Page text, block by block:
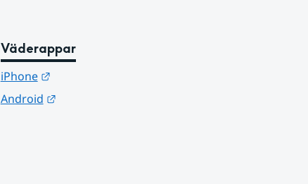
Väderappar
iPhone
Länk till annan webbplats.
Android
Länk till annan webbplats.